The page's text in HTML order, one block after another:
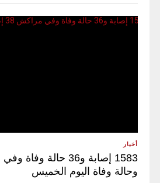
أخبار
وحالة وفاة اليوم الخميس